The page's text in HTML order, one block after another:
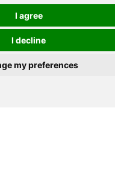
I agree
I decline
my preferences
reports
Notice